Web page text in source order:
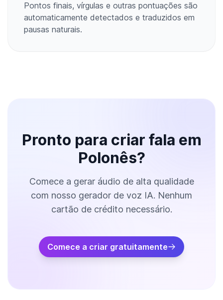
Pontos finais, vírgulas e outras pontuações são
automaticamente detectados e traduzidos em
pausas naturais.
Pronto para criar fala em
Polonês?
Comece a gerar áudio de alta qualidade
com nosso gerador de voz IA. Nenhum
cartão de crédito necessário.
Comece a criar gratuitamente